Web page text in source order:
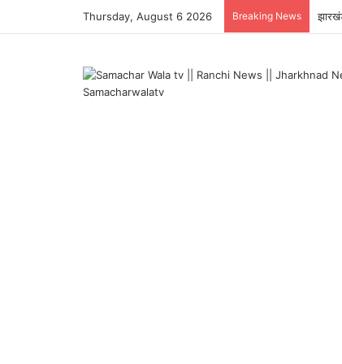
Thursday, August 6 2026 Breaking News